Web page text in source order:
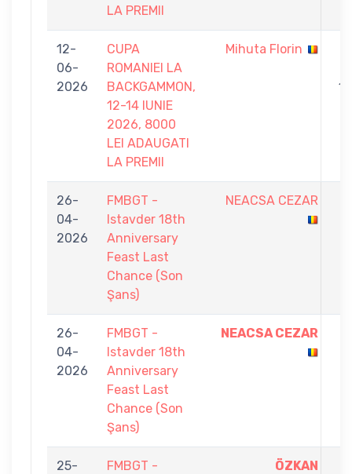
LA PREMII
12-
06-
2026
CUPA
ROMANIEI LA
BACKGAMMON,
12-14 IUNIE
2026, 8000
LEI ADAUGATI
LA PREMII
Mihuta Florin
11
26-
04-
2026
FMBGT -
Istavder 18th
Anniversary
Feast Last
Chance (Son
Şans)
NEACSA CEZAR
26-
04-
2026
FMBGT -
Istavder 18th
Anniversary
Feast Last
Chance (Son
Şans)
NEACSA CEZAR
25-
FMBGT -
ÖZKAN